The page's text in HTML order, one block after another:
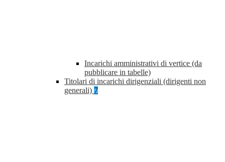
Incarichi amministrativi di vertice (da
pubblicare in tabelle)
Titolari di incarichi dirigenziali (dirigenti non
generali) 7